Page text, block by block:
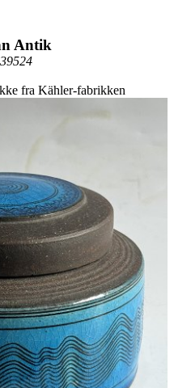
Antik
fra Kähler-fabrikken